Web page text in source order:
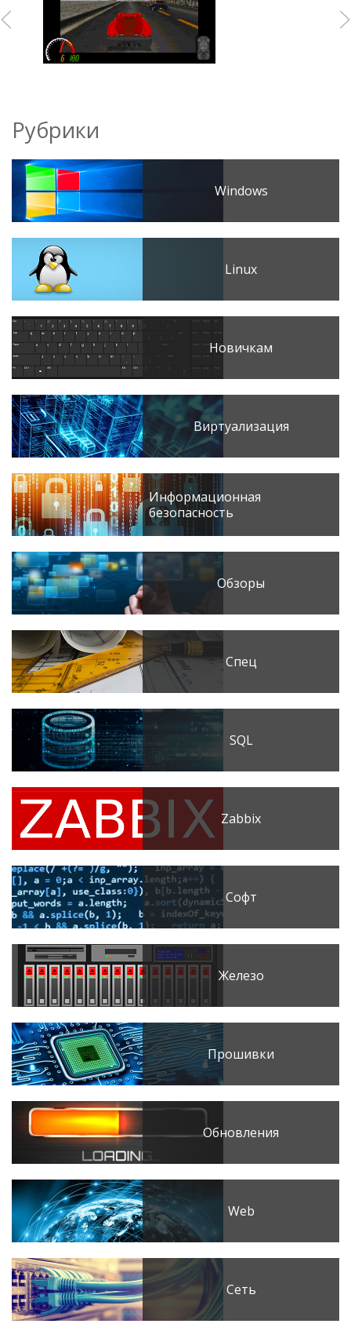
Рубрики
Windows
Linux
Новичкам
Виртуализация
Информационная
безопасность
Обзоры
Спец
SQL
Zabbix
Софт
Железо
Прошивки
Обновления
Web
Сеть